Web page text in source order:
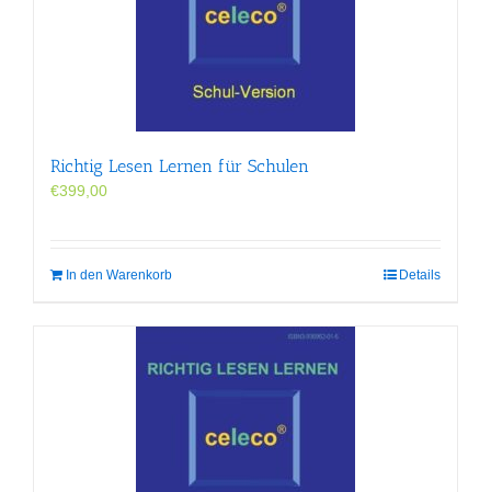
Richtig Lesen Lernen für Schulen
€399,00
In den Warenkorb Details